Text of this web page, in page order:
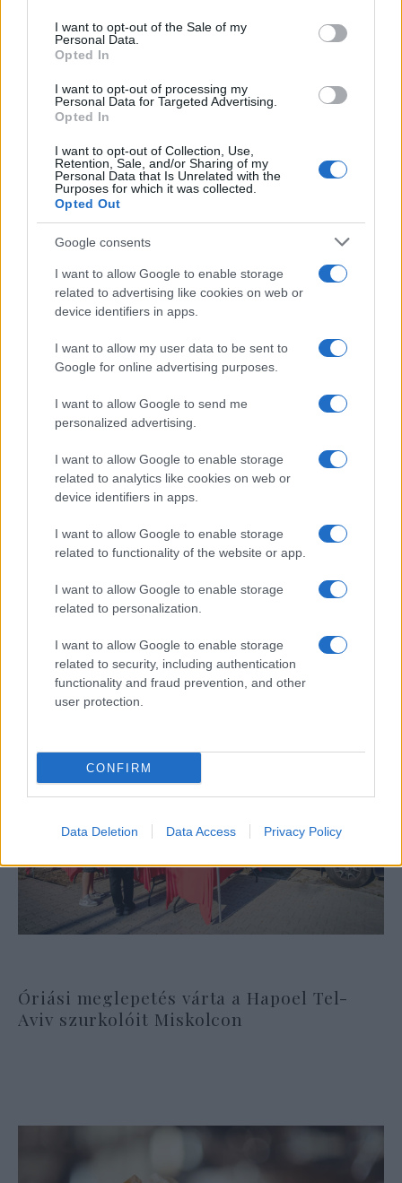
consent section.
I want to opt-out of the Sale of my
Personal Data.
Opted In
I want to opt-out of processing my
Personal Data for Targeted Advertising.
Opted In
I want to opt-out of Collection, Use,
Retention, Sale, and/or Sharing of my
Personal Data that Is Unrelated with the
Purposes for which it was collected.
Opted Out
Google consents
I want to allow Google to enable storage
related to advertising like cookies on web or
device identifiers in apps.
I want to allow my user data to be sent to
Google for online advertising purposes.
I want to allow Google to send me
personalized advertising.
I want to allow Google to enable storage
related to analytics like cookies on web or
device identifiers in apps.
I want to allow Google to enable storage
related to functionality of the website or app.
I want to allow Google to enable storage
related to personalization.
I want to allow Google to enable storage
related to security, including authentication
functionality and fraud prevention, and other
user protection.
CONFIRM
Data Deletion Data Access Privacy Policy
szankciós mentesítését megőrizte. Ez szűnt
meg most, kivéve egyelőre a buseri
atomerőművel együttműködő külföldi
vállalatokat.
Nukleáris programjának
Egy különleges családi járattal 140 új
alijázó érkezett Izraelbe
Óriási meglepetés várta a Hapoel Tel-
Aviv szurkolóit Miskolcon